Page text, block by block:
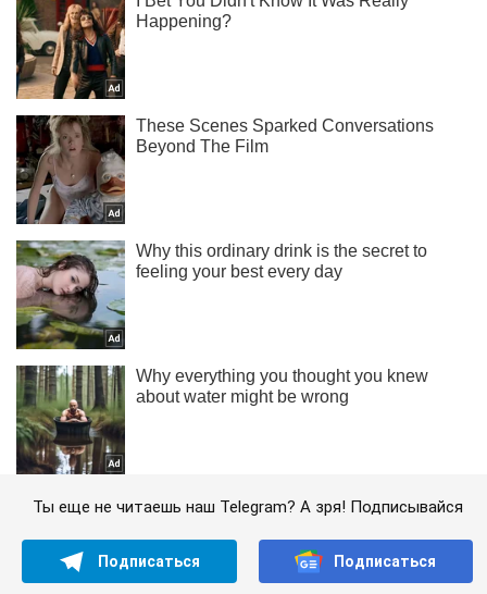
Ты еще не читаешь наш Telegram? А зря! Подписывайся
Подписаться Подписаться